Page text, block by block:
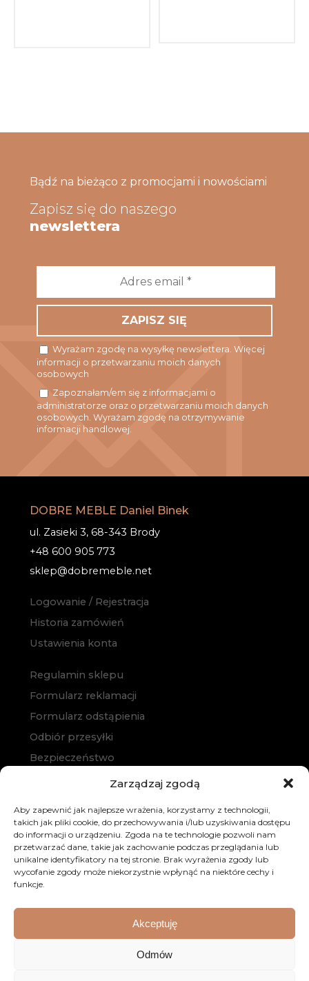
Zarządzaj zgodą
Aby zapewnić jak najlepsze wrażenia, korzystamy z technologii,
takich jak pliki cookie, do przechowywania i/lub uzyskiwania dostępu
do informacji o urządzeniu. Zgoda na te technologie pozwoli nam
przetwarzać dane, takie jak zachowanie podczas przeglądania lub
unikalne identyfikatory na tej stronie. Brak wyrażenia zgody lub
wycofanie zgody może niekorzystnie wpłynąć na niektóre cechy i
funkcje.
Akceptuję
Odmów
Bądź na bieżąco z promocjami i nowościami
Zapisz się do naszego
newslettera
*
Wyrażam zgodę na wysyłkę newslettera. Więcej
informacji o przetwarzaniu moich danych
osobowych
Zapoznałam/em się z informacjami o
administratorze oraz o przetwarzaniu moich danych
osobowych. Wyrażam zgodę na otrzymywanie
informacji handlowej.
DOBRE MEBLE Daniel Binek
ul. Zasieki 3, 68-343 Brody
+48 600 905 773
sklep@dobremeble.net
Logowanie / Rejestracja
Historia zamówień
Ustawienia konta
Regulamin sklepu
Formularz reklamacji
Formularz odstąpienia
Odbiór przesyłki
Bezpieczeństwo
Polityka prywatności
Zakup na raty
Kontakt
© 2026 Dobre Meble. Wszystkie prawa zastrzeżone.